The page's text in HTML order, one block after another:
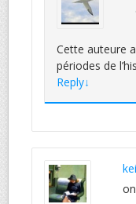
Cette auteure
périodes de
Reply↓
on